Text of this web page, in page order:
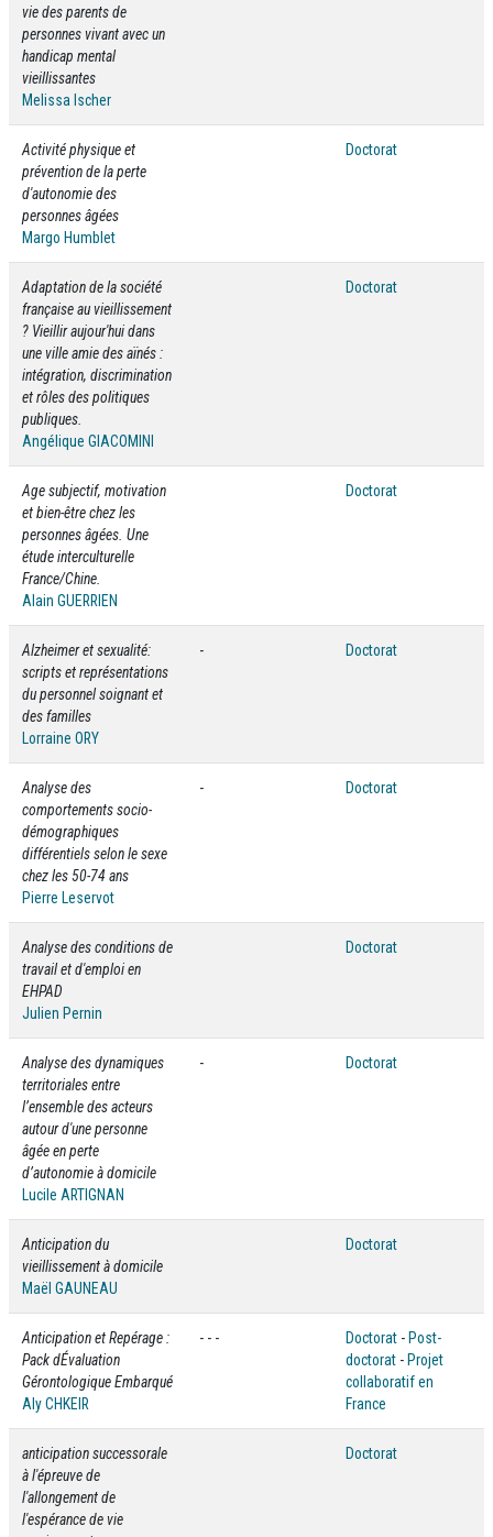
vie des parents de
personnes vivant avec un
handicap mental
vieillissantes
Melissa Ischer
Activité physique et
prévention de la perte
d'autonomie des
personnes âgées
Margo Humblet
Doctorat
Adaptation de la société
française au vieillissement
? Vieillir aujour'hui dans
une ville amie des aïnés :
intégration, discrimination
et rôles des politiques
publiques.
Angélique GIACOMINI
Doctorat
Age subjectif, motivation
et bien-être chez les
personnes âgées. Une
étude interculturelle
France/Chine.
Alain GUERRIEN
Doctorat
Alzheimer et sexualité:
scripts et représentations
du personnel soignant et
des familles
Lorraine ORY
- Doctorat
Analyse des
comportements socio-
démographiques
différentiels selon le sexe
chez les 50-74 ans
Pierre Leservot
- Doctorat
Analyse des conditions de
travail et d'emploi en
EHPAD
Julien Pernin
Doctorat
Analyse des dynamiques
territoriales entre
l’ensemble des acteurs
autour d'une personne
âgée en perte
d’autonomie à domicile
Lucile ARTIGNAN
- Doctorat
Anticipation du
vieillissement à domicile
Maël GAUNEAU
Doctorat
Anticipation et Repérage :
Pack dÉvaluation
Gérontologique Embarqué
Aly CHKEIR
- - - Doctorat - Post-
doctorat - Projet
collaboratif en
France
anticipation successorale
à l'épreuve de
l'allongement de
l'espérance de vie
Doctorat